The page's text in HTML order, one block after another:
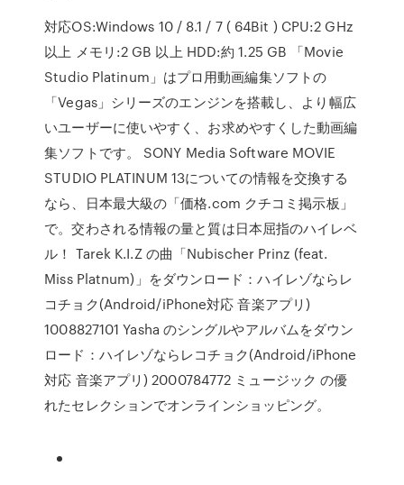
対応OS:Windows 10 / 8.1 / 7 ( 64Bit ) CPU:2 GHz
以上 メモリ:2 GB 以上 HDD:約 1.25 GB 「Movie
Studio Platinum」はプロ用動画編集ソフトの
「Vegas」シリーズのエンジンを搭載し、より幅広
いユーザーに使いやすく、お求めやすくした動画編
集ソフトです。 SONY Media Software MOVIE
STUDIO PLATINUM 13についての情報を交換する
なら、日本最大級の「価格.com クチコミ掲示板」
で。交わされる情報の量と質は日本屈指のハイレベ
ル！ Tarek K.I.Z の曲「Nubischer Prinz (feat.
Miss Platnum)」をダウンロード：ハイレゾならレ
コチョク(Android/iPhone対応 音楽アプリ)
1008827101 Yasha のシングルやアルバムをダウン
ロード：ハイレゾならレコチョク(Android/iPhone
対応 音楽アプリ) 2000784772 ミュージック の優
れたセレクションでオンラインショッピング。